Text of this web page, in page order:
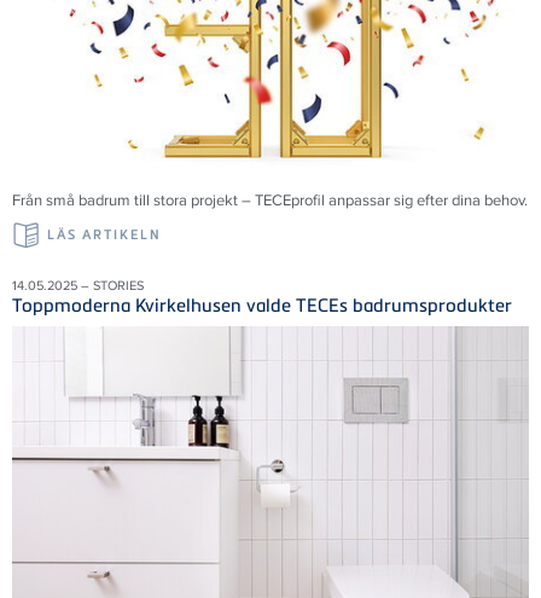
Från små badrum till stora projekt – TECEprofil anpassar sig efter dina behov.
LÄS ARTIKELN
14.05.2025 – STORIES
Toppmoderna Kvirkelhusen valde TECEs badrumsprodukter